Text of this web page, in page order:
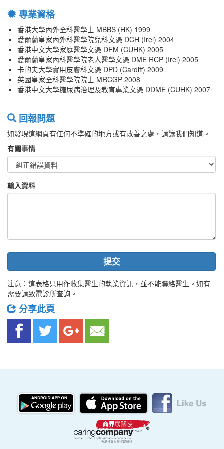
專業資格
香港大學內外全科醫學士 MBBS (HK) 1999
愛爾蘭皇家內外科醫學院兒科文憑 DCH (Irel) 2004
香港中文大學家庭醫學文憑 DFM (CUHK) 2005
愛爾蘭皇家內科醫學院老人醫學文憑 DME RCP (Irel) 2005
卡的夫大學實用皮膚科文憑 DPD (Cardiff) 2009
英國皇家全科醫學院院士 MRCGP 2008
香港中文大學糖尿病治理及教育專業文憑 DDME (CUHK) 2007
回報問題
如發現這網頁有任何不準確的地方或有改善之處，請讓我們知道。
有關事情
輸入資料
提交
注意：這表格只用作收集醫生的執業資訊，並不能聯絡醫生。如有
需要請致電診所查詢。
分享此頁